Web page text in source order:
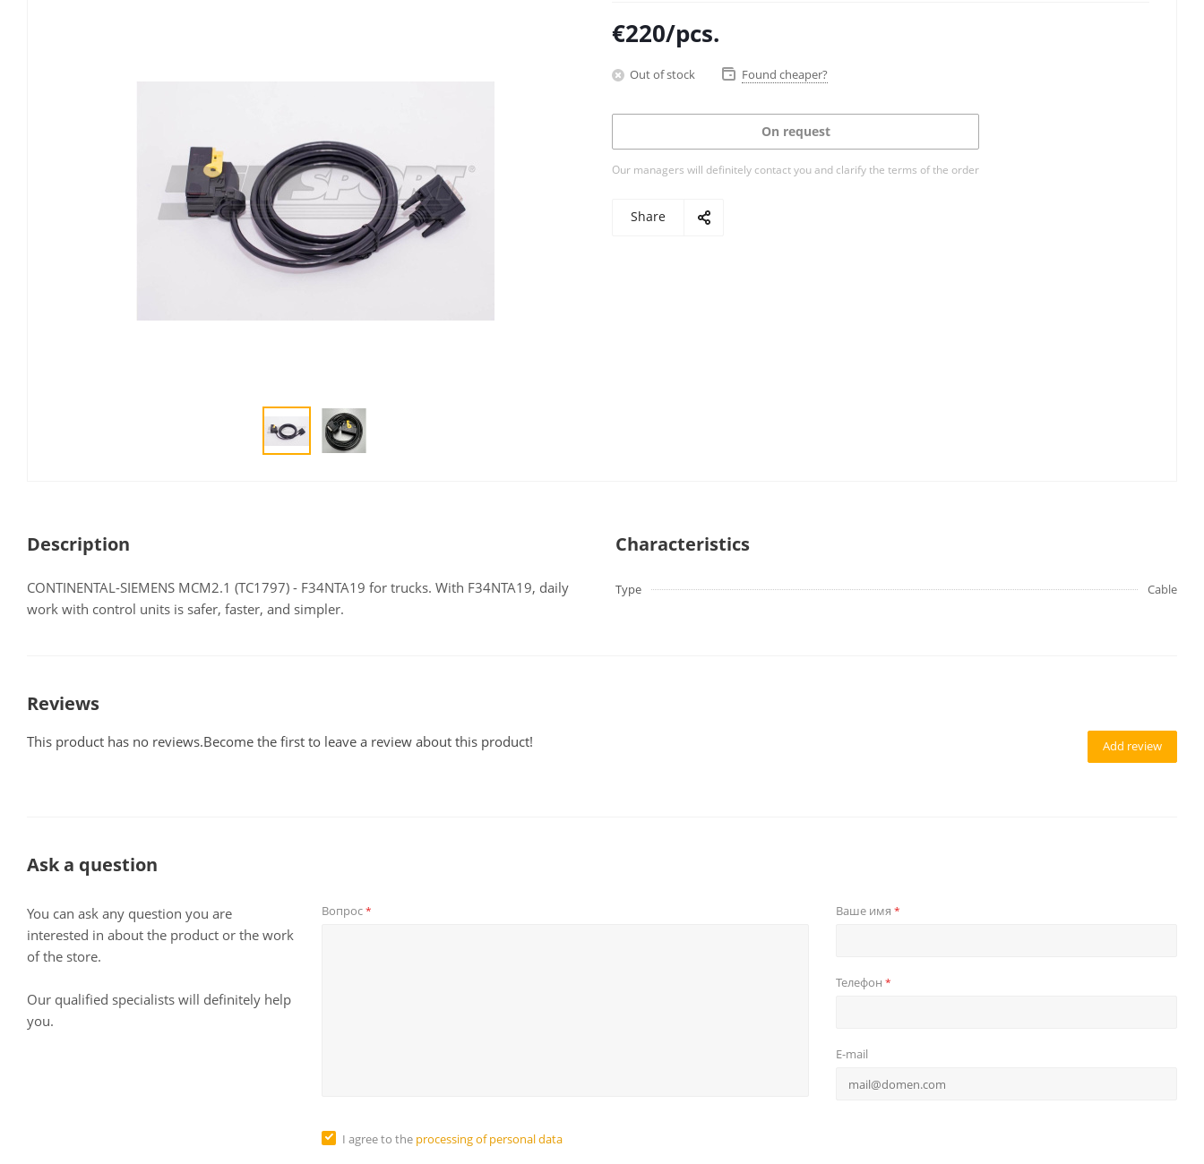
€220/pcs.
Out of stock Found cheaper?
On request
Our managers will definitely contact you and clarify the terms of the order
Share
Description
CONTINENTAL-SIEMENS MCM2.1 (TC1797) - F34NTA19 for trucks. With F34NTA19, daily
work with control units is safer, faster, and simpler.
Characteristics
Type Cable
Reviews
Add review
This product has no reviews.Become the first to leave a review about this product!
Ask a question
You can ask any question you are
interested in about the product or the work
of the store.
Our qualified specialists will definitely help
you.
Вопрос* Ваше имя*
Телефон*
E-mail
I agree to the processing of personal data